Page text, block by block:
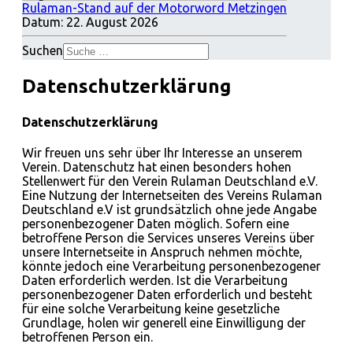
Rulaman-Stand auf der Motorword Metzingen
Datum: 22. August 2026
Suchen
Datenschutzerklärung
Datenschutzerklärung
Wir freuen uns sehr über Ihr Interesse an unserem
Verein. Datenschutz hat einen besonders hohen
Stellenwert für den Verein Rulaman Deutschland e.V.
Eine Nutzung der Internetseiten des Vereins Rulaman
Deutschland e.V ist grundsätzlich ohne jede Angabe
personenbezogener Daten möglich. Sofern eine
betroffene Person die Services unseres Vereins über
unsere Internetseite in Anspruch nehmen möchte,
könnte jedoch eine Verarbeitung personenbezogener
Daten erforderlich werden. Ist die Verarbeitung
personenbezogener Daten erforderlich und besteht
für eine solche Verarbeitung keine gesetzliche
Grundlage, holen wir generell eine Einwilligung der
betroffenen Person ein.